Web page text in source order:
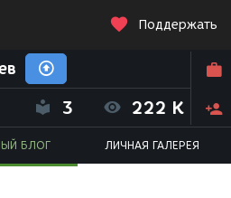
Поддержать
3 222 K
БЛОГ ЛИЧНАЯ ГАЛЕРЕЯ